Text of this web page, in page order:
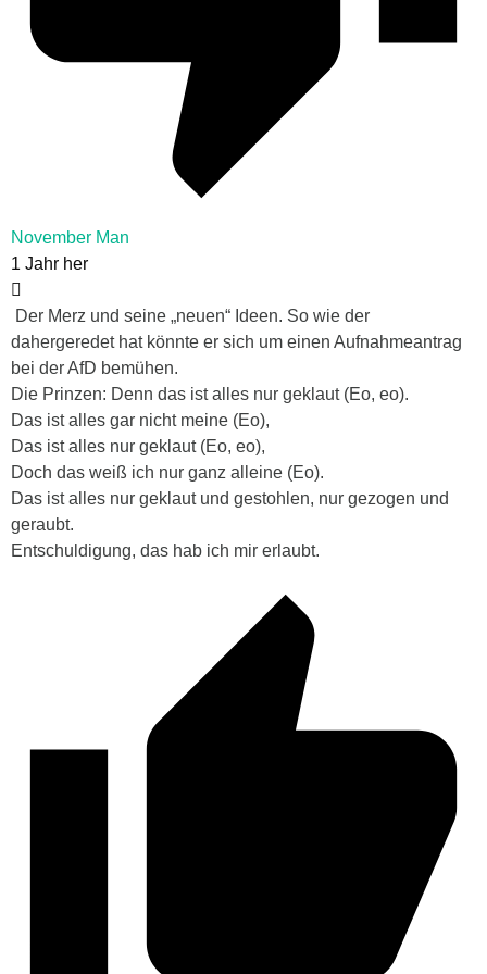
November Man
1 Jahr her
Der Merz und seine „neuen“ Ideen. So wie der
dahergeredet hat könnte er sich um einen Aufnahmeantrag
bei der AfD bemühen.
Die Prinzen: Denn das ist alles nur geklaut (Eo, eo).
Das ist alles gar nicht meine (Eo),
Das ist alles nur geklaut (Eo, eo),
Doch das weiß ich nur ganz alleine (Eo).
Das ist alles nur geklaut und gestohlen, nur gezogen und
geraubt.
Entschuldigung, das hab ich mir erlaubt.